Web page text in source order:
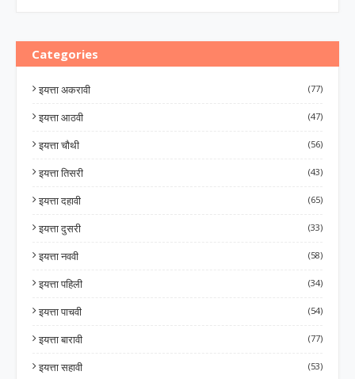
Categories
इयत्ता अकरावी (77)
इयत्ता आठवी (47)
इयत्ता चौथी (56)
इयत्ता तिसरी (43)
इयत्ता दहावी (65)
इयत्ता दुसरी (33)
इयत्ता नववी (58)
इयत्ता पहिली (34)
इयत्ता पाचवी (54)
इयत्ता बारावी (77)
इयत्ता सहावी (53)